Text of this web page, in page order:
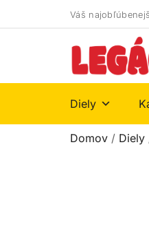
Váš
Diely
Domov / Diely